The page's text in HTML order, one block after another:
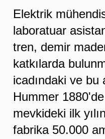
Elektrik
laboratuar
tren, demir
katkılarda
icadındaki ve bu
Hummer
mevkideki ilk
fabrika 50.000